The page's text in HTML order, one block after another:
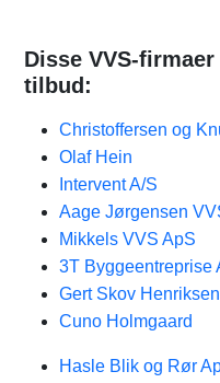
Disse VVS-
tilbud:
Christoffersen og
Olaf Hein
Intervent A/S
Aage Jørgensen
Mikkels VVS ApS
3T Byggeentreprise
Gert Skov
Cuno Holmgaard
Hasle Blik og Rør